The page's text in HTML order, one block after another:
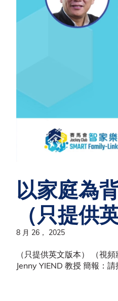
以家庭為
（只提供
8 月 26， 2025
（只提供英文版本） （視
Jenny YIEND 教授 簡報：